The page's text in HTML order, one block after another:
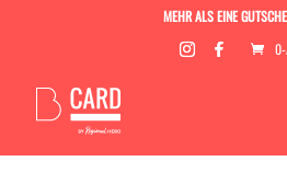
MEHR ALS EINE
0-